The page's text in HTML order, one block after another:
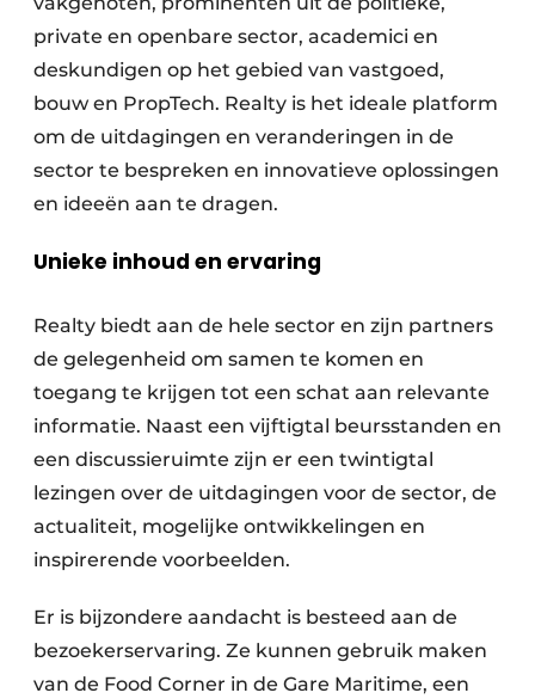
Renovatie
Toegangscontrole
Veiligheid & Opleiding
Zonwering
private en openbare sector, academici en
deskundigen op het gebied van vastgoed,
bouw en PropTech. Realty is het ideale platform
om de uitdagingen en veranderingen in de
sector te bespreken en innovatieve oplossingen
en ideeën aan te dragen.
Unieke inhoud en ervaring
Realty biedt aan de hele sector en zijn partners
de gelegenheid om samen te komen en
toegang te krijgen tot een schat aan relevante
informatie. Naast een vijftigtal beursstanden en
een discussieruimte zijn er een twintigtal
lezingen over de uitdagingen voor de sector, de
actualiteit, mogelijke ontwikkelingen en
inspirerende voorbeelden.
Er is bijzondere aandacht is besteed aan de
bezoekerservaring. Ze kunnen gebruik maken
van de Food Corner in de Gare Maritime, een